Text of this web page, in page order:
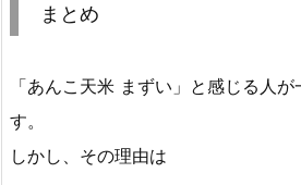
まとめ
「あんこ天米 まずい」と感じる人
す。
しかし、その理由は